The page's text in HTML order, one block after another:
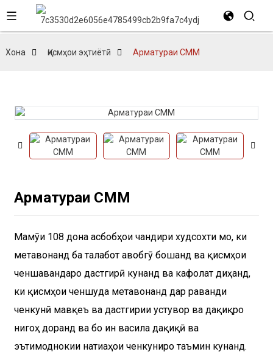
Хона Қисмҳои эҳтиётӣ Арматураи CMM
Арматураи CMM
Маҷмӯи 108 дона асбобҳои чандири худсохти мо, ки
метавонанд ба талабот ҷавобгӯ бошанд ва қисмҳои
ченшавандаро дастгирӣ кунанд ва кафолат диҳанд,
ки қисмҳои ченшуда метавонанд дар раванди
ченкунӣ мавқеъ ва дастгирии устувор ва дақиқро
нигоҳ доранд ва бо ин васила дақиқӣ ва
эътимоднокии натиҷаҳои ченкуниро таъмин кунанд.